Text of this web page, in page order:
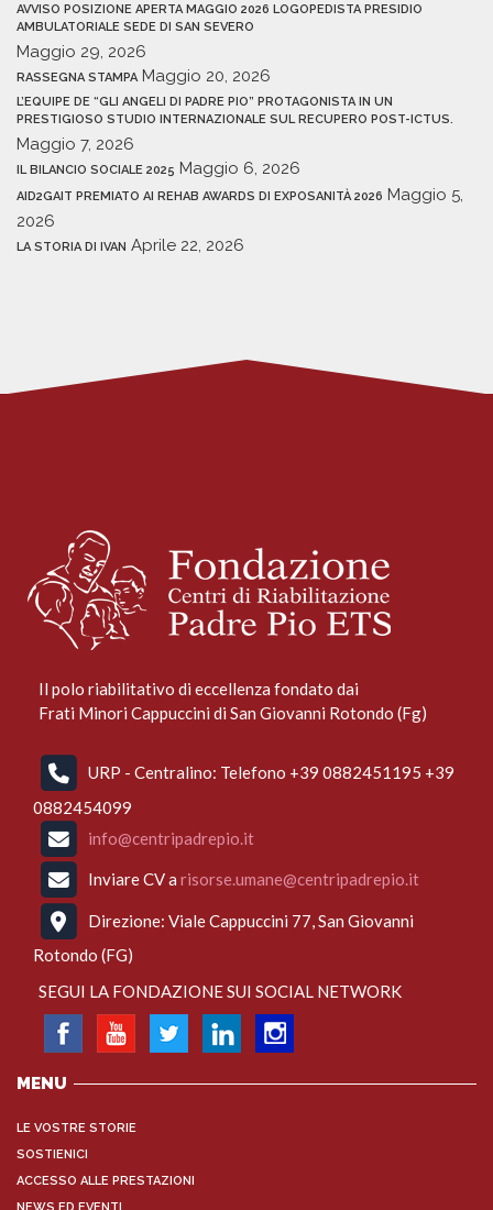
AVVISO POSIZIONE APERTA MAGGIO 2026 LOGOPEDISTA PRESIDIO
AMBULATORIALE SEDE DI SAN SEVERO
Maggio 29, 2026
RASSEGNA STAMPA Maggio 20, 2026
L’EQUIPE DE “GLI ANGELI DI PADRE PIO” PROTAGONISTA IN UN
PRESTIGIOSO STUDIO INTERNAZIONALE SUL RECUPERO POST-ICTUS.
Maggio 7, 2026
IL BILANCIO SOCIALE 2025 Maggio 6, 2026
AID2GAIT PREMIATO AI REHAB AWARDS DI EXPOSANITÀ 2026 Maggio 5,
2026
LA STORIA DI IVAN Aprile 22, 2026
Il polo riabilitativo di eccellenza fondato dai
Frati Minori Cappuccini di San Giovanni Rotondo (Fg)
URP - Centralino: Telefono +39 0882451195 +39
0882454099
info@centripadrepio.it
Inviare CV a risorse.umane@centripadrepio.it
Direzione: Viale Cappuccini 77, San Giovanni
Rotondo (FG)
SEGUI LA FONDAZIONE SUI SOCIAL NETWORK
MENU
LE VOSTRE STORIE
SOSTIENICI
ACCESSO ALLE PRESTAZIONI